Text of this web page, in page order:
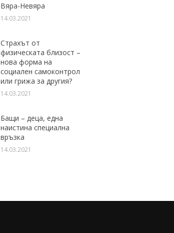
Вяра-Невяра
14.03.2021
Страхът от
физическата близост –
нова форма на
социален самоконтрол
или грижа за другия?
14.03.2021
Бащи – деца, една
наистина специална
връзка
14.03.2021